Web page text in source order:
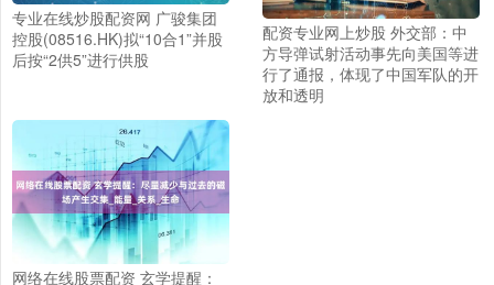
专业在线炒股配资网 广骏集团
控股(08516.HK)拟“10合1”并股
后按“2供5”进行供股
配资专业网上炒股 外交部：中
方导弹试射活动事先向美国等进
行了通报，体现了中国军队的开
放和透明
网络在线股票配资 玄学提醒：